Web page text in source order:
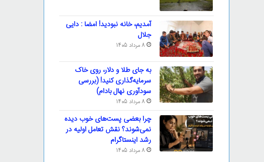
آمدیم، خانه نبودید! امضا : دایی
جلال
8 مرداد 1405
به جای طلا و دلار، روی خاک
سرمایه‌گذاری کنید! (بررسی
سودآوری نهال بادام)
8 مرداد 1405
چرا بعضی پست‌های خوب دیده
نمی‌شوند؟ نقش تعامل اولیه در
رشد اینستاگرام
8 مرداد 1405